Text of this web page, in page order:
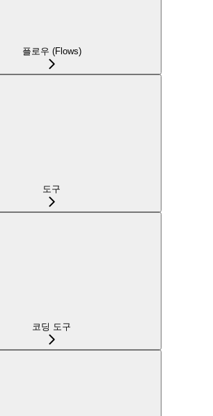
플로우 (Flows)
도구
코딩 도구